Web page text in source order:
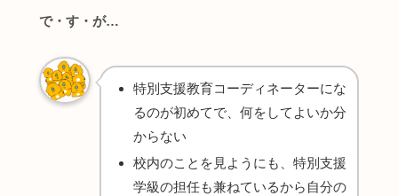
で・ す・が…
特別支援教育コーディネーターにな
るのが初めてで、何をしてよいか分
からない
校内のことを見ようにも、特別支援
学級の担任も兼ねているから自分の